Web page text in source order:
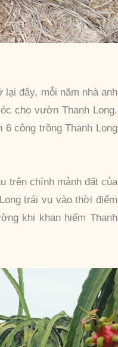
lại đây, mỗi năm nhà anh
cho vườn Thanh Long.
công trồng Thanh Long
trên chính mảnh đất của
trái vụ vào thời điểm
khi khan hiếm Thanh